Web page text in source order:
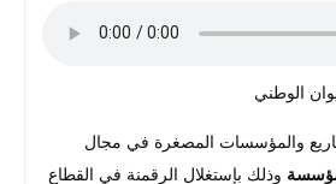
الوطني
والمؤسسات المصغرة في مجال
وذلك بإستغلال الرقمنة في القطاع